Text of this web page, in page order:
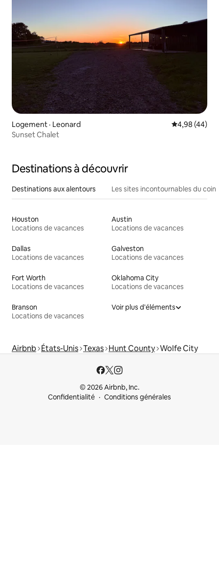
Logement · Leonard Note
4,98 (44)
Sunset Chalet
Destinations à découvrir
Destinations aux alentours Les sites incontournables du coin
Houston
Locations de vacances
Austin
Locations de vacances
Dallas
Locations de vacances
Galveston
Locations de vacances
Fort Worth
Locations de vacances
Oklahoma City
Locations de vacances
Branson
Locations de vacances
Voir plus d'éléments
Airbnb États-Unis Texas Hunt County Wolfe City
© 2026 Airbnb, Inc.
Confidentialité
Conditions générales